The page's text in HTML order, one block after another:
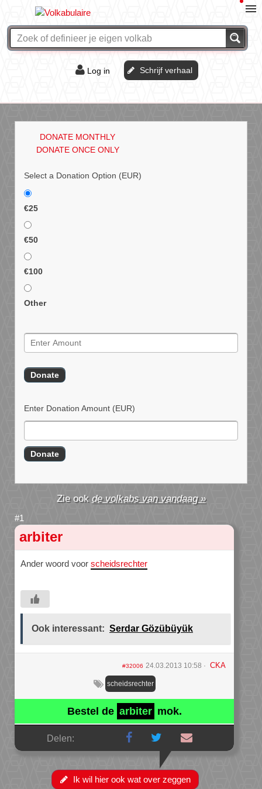
Log in Schrijf verhaal
DONATE MONTHLY
DONATE ONCE ONLY
Select a Donation Option (EUR)
€25
€50
€100
Other
Enter Donation Amount (EUR)
de volkabs van vandaag »
arbiter
Ander woord voor scheidsrechter
Ook interessant: Serdar Gözübüyük
#32006 24.03.2013 10:58 CKA
scheidsrechter
Bestel de arbiter mok.
Delen:
Ik wil hier ook wat over zeggen